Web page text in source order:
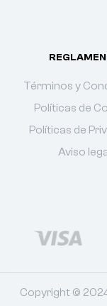
Términos y
Políticas de
Políticas de
Aviso
Copyright ©